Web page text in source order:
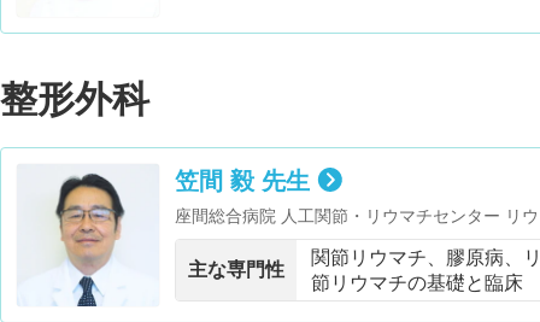
整形外科
笠間 毅 先生
座間総合病院 人工関節・リウマチセンター リ
客員教授・米国リウマチ学
主な専門性
関節リウマチ、膠原病、
節リウマチの基礎と臨床